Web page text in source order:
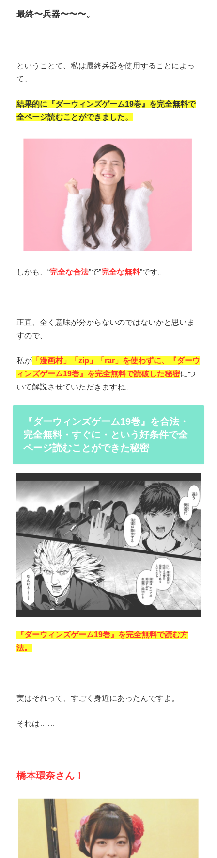
最終〜兵器〜〜〜。
ということで、私は最終兵器を使用することによっ
て、
結果的に『ダーウィンズゲーム19巻』を完全無料で
全ページ読むことができました。
しかも、“完全な合法”で”完全な無料”です。
正直、全く意味が分からないのではないかと思いま
すので、
私が 「漫画村」「zip」「rar」を使わずに、『ダーウ
ィンズゲーム19巻』を完全無料で読破した秘密につ
いて解説させていただきますね。
『ダーウィンズゲーム19巻』を合法・
完全無料・すぐに・という好条件で全
ページ読むことができた秘密
『ダーウィンズゲーム19巻』を完全無料で読む方
法。
実はそれって、すごく身近にあったんですよ。
それは……
橋本環奈さん！